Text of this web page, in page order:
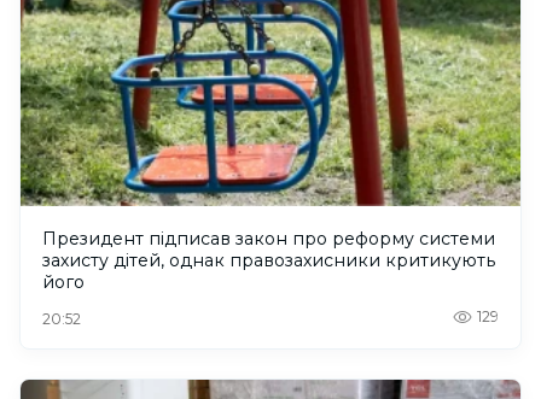
Президент підписав закон про реформу системи
захисту дітей, однак правозахисники критикують
його
20:52 129